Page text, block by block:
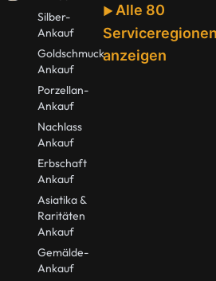
Silber-
Ankauf
Goldschmuck
Ankauf
Porzellan-
Ankauf
Nachlass
Ankauf
Erbschaft
Ankauf
Asiatika &
Raritäten
Ankauf
Gemälde-
Ankauf
Alle 80
anzeigen